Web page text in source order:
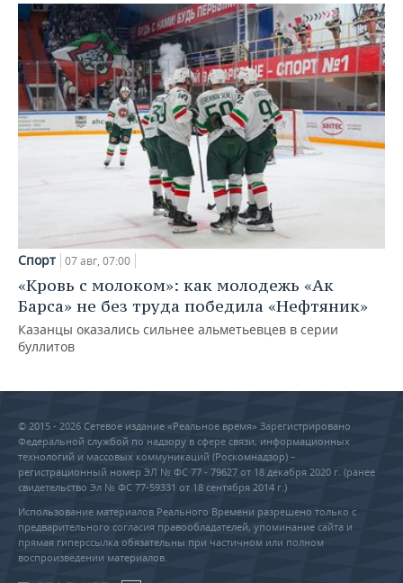
Спорт 07 авг, 07:00
«Кровь с молоком»: как молодежь «Ак
Барса» не без труда победила «Нефтяник»
Казанцы оказались сильнее альметьевцев в серии
буллитов
© 2015 - 2026 Сетевое издание «Реальное время» Зарегистрировано
Федеральной службой по надзору в сфере связи, информационных
технологий и массовых коммуникаций (Роскомнадзор) –
регистрационный номер ЭЛ № ФС 77 - 79627 от 18 декабря 2020 г. (ранее
свидетельство Эл № ФС 77-59331 от 18 сентября 2014 г.)
Использование материалов Реального Времени разрешено только с
предварительного согласия правообладателей, упоминание сайта и
прямая гиперссылка обязательны при частичном или полном
воспроизведении материалов.